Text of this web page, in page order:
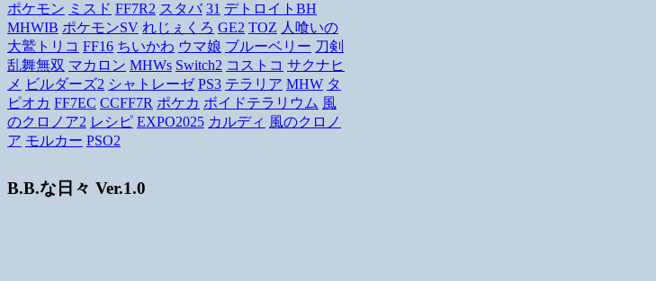
ポケモン ミスド FF7R2 スタバ 31 デトロイトBH
MHWIB ポケモンSV れじぇくろ GE2 TOZ 人喰いの
大鷲トリコ FF16 ちいかわ ウマ娘 ブルーベリー 刀剣
乱舞無双 マカロン MHWs Switch2 コストコ サクナヒ
メ ビルダーズ2 シャトレーゼ PS3 テラリア MHW タ
ピオカ FF7EC CCFF7R ポケカ ボイドテラリウム 風
のクロノア2 レシピ EXPO2025 カルディ 風のクロノ
ア モルカー PSO2
B.B.な日々 Ver.1.0